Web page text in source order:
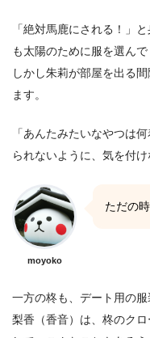
「絶対馬鹿にされる！」
も太陽のために服を選んで
しかし朱莉が部屋を出る
ます。
「あんたみたいなやつは
られないように、気を付け
moyoko
ただの
一方の柊も、デート用の服
梨香（香音）は、柊のク